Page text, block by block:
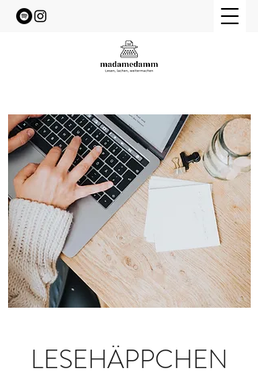
LESEHÄPPCHEN